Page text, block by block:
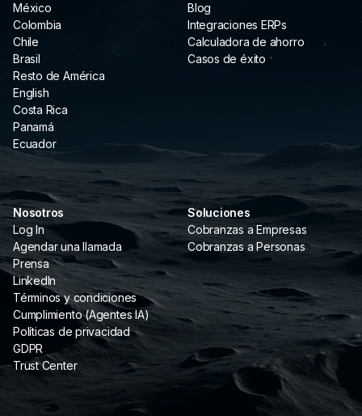
Soluciones
Cobranzas a Empresas
Cobranzas a Personas
México
Colombia
Chile
Brasil
Resto de América
English
Costa Rica
Panamá
Ecuador
Blog
Integraciones ERPs
Calculadora de ahorro
Casos de éxito
Nosotros
Log In
Agendar una llamada
Prensa
LinkedIn
Términos y condiciones
Cumplimiento (Agentes IA)
Políticas de privacidad
GDPR
Trust Center